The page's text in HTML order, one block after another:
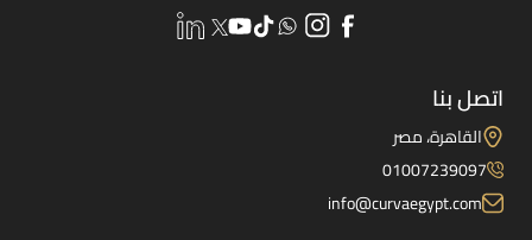
اتصل بنا
القاهرة، مصر
01007239097
info@curvaegypt.com